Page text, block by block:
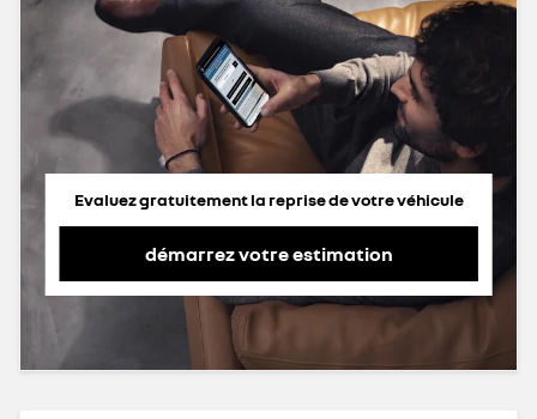
Evaluez gratuitement la reprise de votre véhicule
démarrez votre estimation